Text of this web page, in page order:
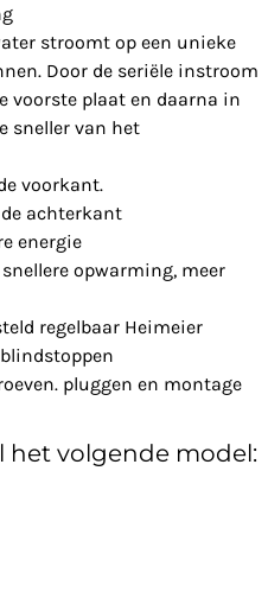
stroomt op een unieke
Door de seriële instroom
voorste plaat en daarna in
sneller van het
voorkant.
achterkant
energie
snellere opwarming, meer
regelbaar Heimeier
pluggen en montage
volgende model: